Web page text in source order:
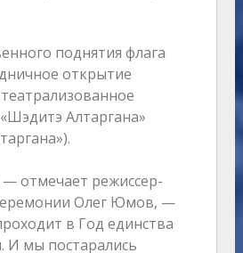
поднятия флага
открытие
Алтаргана»
отмечает режиссер-
Олег Юмов, —
в Год единства
И мы постарались